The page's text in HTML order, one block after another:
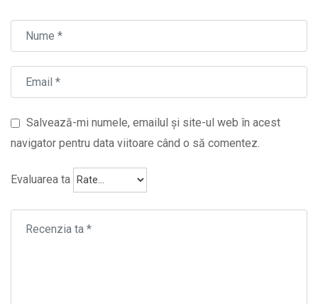
Salvează-mi numele, emailul și site-ul web în acest
navigator pentru data viitoare când o să comentez.
Evaluarea ta